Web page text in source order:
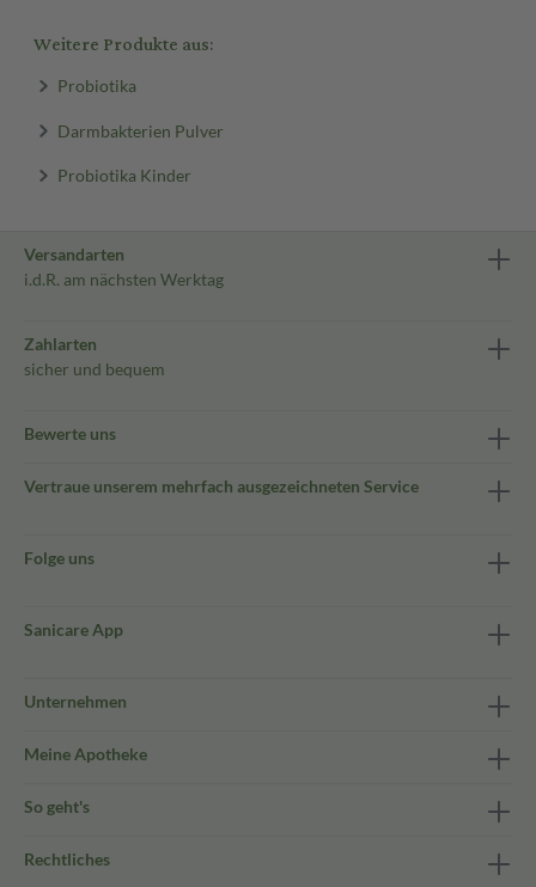
Weitere Produkte aus:
Probiotika
Darmbakterien Pulver
Probiotika Kinder
Versandarten
i.d.R. am nächsten Werktag
Zahlarten
sicher und bequem
Bewerte uns
Vertraue unserem mehrfach ausgezeichneten Service
Folge uns
Sanicare App
Unternehmen
Meine Apotheke
So geht's
Rechtliches